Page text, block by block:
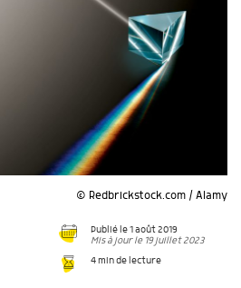
© Redbrickstock.com / Alamy
Publié le 1 août 2019
Mis à jour le 19 juillet 2023
4 min de lecture